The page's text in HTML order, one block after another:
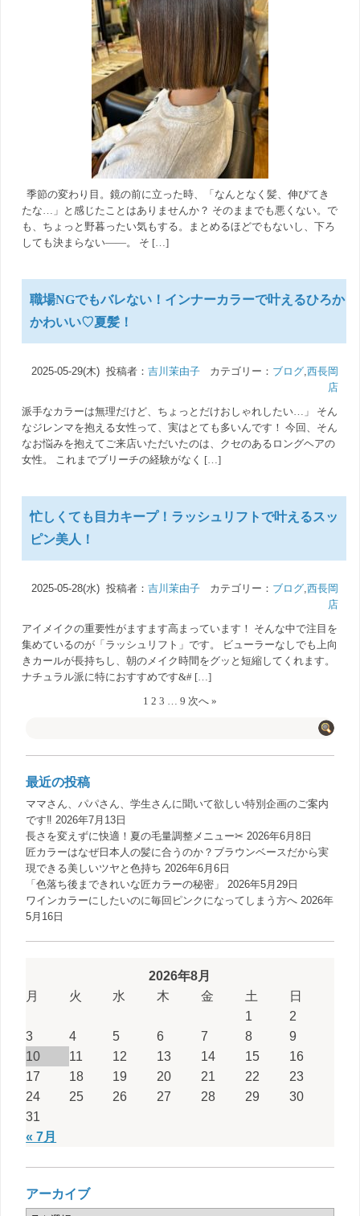
季節の変わり目。鏡の前に立った時、「なんとなく髪、伸びてき
たな…」と感じたことはありませんか？ そのままでも悪くない。で
も、ちょっと野暮ったい気もする。まとめるほどでもないし、下ろ
しても決まらない――。 そ […]
職場NGでもバレない！インナーカラーで叶えるひろか
かわいい♡夏髪！
2025-05-29(木) 投稿者： 吉川茉由子カテゴリー： ブログ,西長岡
店
派手なカラーは無理だけど、ちょっとだけおしゃれしたい…」 そん
なジレンマを抱える女性って、実はとても多いんです！ 今回、そん
なお悩みを抱えてご来店いただいたのは、クセのあるロングヘアの
女性。 これまでブリーチの経験がなく […]
忙しくても目力キープ！ラッシュリフトで叶えるスッ
ピン美人！
2025-05-28(水) 投稿者： 吉川茉由子カテゴリー： ブログ,西長岡
店
アイメイクの重要性がますます高まっています！ そんな中で注目を
集めているのが「ラッシュリフト」です。 ビューラーなしでも上向
きカールが長持ちし、朝のメイク時間をグッと短縮してくれます。
ナチュラル派に特におすすめです&# […]
1 2 3 … 9 次へ »
最近の投稿
ママさん、パパさん、学生さんに聞いて欲しい特別企画のご案内
です‼️ 2026年7月13日
長さを変えずに快適！夏の毛量調整メニュー✂︎ 2026年6月8日
匠カラーはなぜ日本人の髪に合うのか？ブラウンベースだから実
現できる美しいツヤと色持ち 2026年6月6日
「色落ち後まできれいな匠カラーの秘密」
2026年5月29日
ワインカラーにしたいのに毎回ピンクになってしまう方へ 2026年
5月16日
2026年8月
月
火 水 木 金 土 日
« 7月
1
2
3
4 5 6 7 8
9
10
11 12 13 14 15
16
17
18 19 20 21 22
23
24
25 26 27 28 29
30
31
アーカイブ